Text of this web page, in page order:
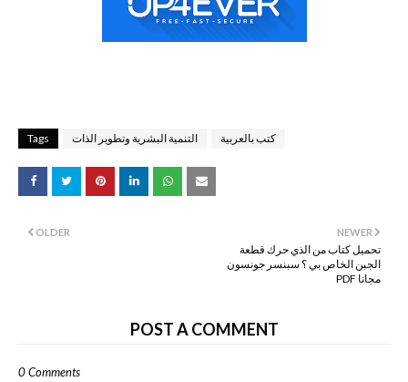
Tags التنمية البشرية وتطوير الذات كتب بالعربية
NEWER
تحميل كتاب من الذي حرك قطعة
الجبن الخاص بي ؟ سبنسر جونسون
PDF مجانا
OLDER
POST A COMMENT
0 Comments